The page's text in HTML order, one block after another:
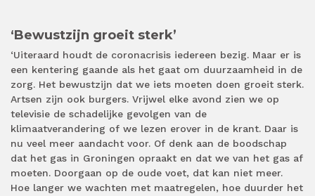
‘Bewustzijn groeit sterk’
‘Uiteraard houdt de coronacrisis iedereen bezig. Maar er is
een kentering gaande als het gaat om duurzaamheid in de
zorg. Het bewustzijn dat we iets moeten doen groeit sterk.
Artsen zijn ook burgers. Vrijwel elke avond zien we op
televisie de schadelijke gevolgen van de
klimaatverandering of we lezen erover in de krant. Daar is
nu veel meer aandacht voor. Of denk aan de boodschap
dat het gas in Groningen opraakt en dat we van het gas af
moeten. Doorgaan op de oude voet, dat kan niet meer.
Hoe langer we wachten met maatregelen, hoe duurder het